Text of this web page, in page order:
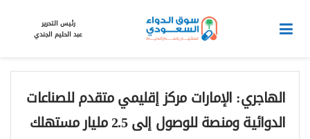
رئيس التحرير
عبد الحليم الجندي
الهاجري: الإمارات مركز إقليمي متقدم للصناعات
الدوائية ومنصة للوصول إلى 2.5 مليار مستهلك